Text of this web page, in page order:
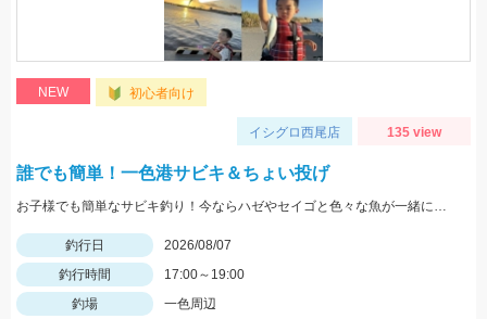
NEW 初心者向け
イシグロ西尾店 135 view
誰でも簡単！一色港サビキ＆ちょい投げ
お子様でも簡単なサビキ釣り！今ならハゼやセイゴと色々な魚が一緒に狙えて楽しいです！夏休みの自由研究にもオススメ！
釣行日
2026/08/07
釣行時間
17:00～19:00
釣場
一色周辺